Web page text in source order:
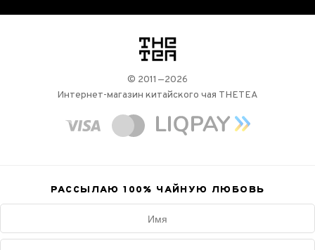
логотип
© 2011—2026
Интернет-магазин китайского чая THETEA
РАССЫЛАЮ 100% ЧАЙНУЮ ЛЮБОВЬ